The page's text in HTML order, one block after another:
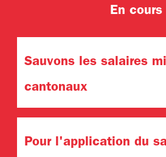
En cours
Sauvons les salaires
cantonaux
Pour l'application du